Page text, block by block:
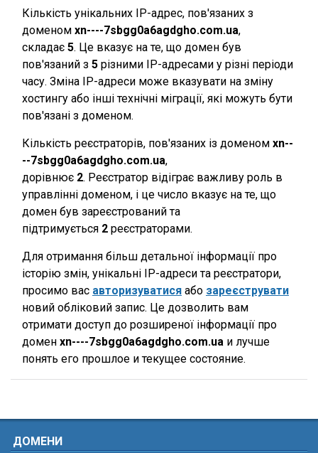
Кількість унікальних IP-адрес, пов'язаних з
доменом xn----7sbgg0a6agdgho.com.ua,
складає 5. Це вказує на те, що домен був
пов'язаний з 5 різними IP-адресами у різні періоди
часу. Зміна IP-адреси може вказувати на зміну
хостингу або інші технічні міграції, які можуть бути
пов'язані з доменом.
Кількість реєстраторів, пов'язаних із доменом xn--
--7sbgg0a6agdgho.com.ua,
дорівнює 2. Реєстратор відіграє важливу роль в
управлінні доменом, і це число вказує на те, що
домен був зареєстрований та
підтримується 2 реєстраторами.
Для отримання більш детальної інформації про
історію змін, унікальні IP-адреси та реєстратори,
просимо вас авторизуватися або зареєструвати
новий обліковий запис. Це дозволить вам
отримати доступ до розширеної інформації про
домен xn----7sbgg0a6agdgho.com.ua и лучше
понять его прошлое и текущее состояние.
ДОМЕНИ